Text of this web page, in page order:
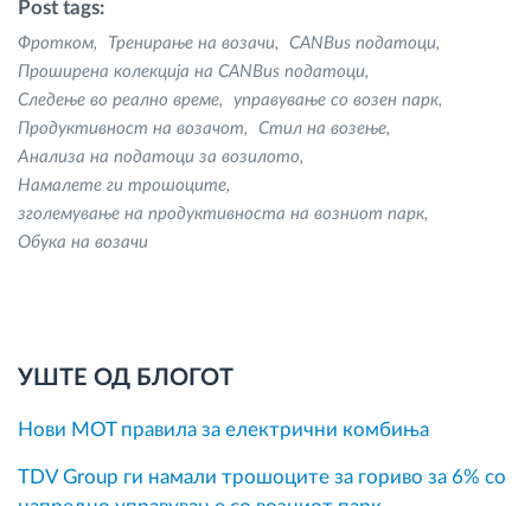
Post tags:
Фротком Тренирање на возачи
CANBus податоци
Проширена колекција на CANBus податоци
Следење во реално време
управување со возен парк
Продуктивност на возачот
Стил на возење
Анализа на податоци за возилото
Намалете ги трошоците
зголемување на продуктивноста на возниот парк
Обука на возачи
УШТЕ ОД БЛОГОТ
Нови MOT правила за електрични комбиња
TDV Group ги намали трошоците за гориво за 6% со